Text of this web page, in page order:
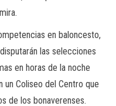
en baloncesto,
las selecciones
en horas de la noche
un Coliseo del Centro que
de los bonaverenses.